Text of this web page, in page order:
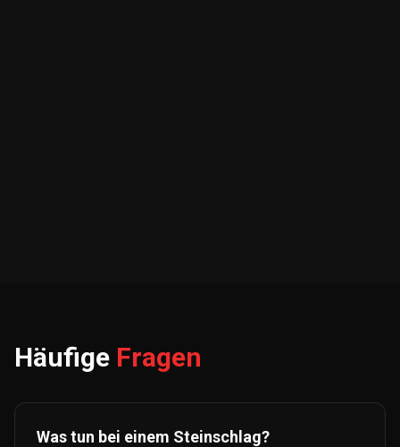
Häufige Fragen
Was tun bei einem Steinschlag?